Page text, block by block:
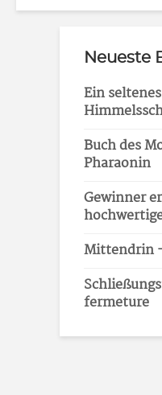
Neueste
Ein seltenes
Buch des
Pharaonin
Gewinner
Mittendrin
fermeture